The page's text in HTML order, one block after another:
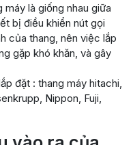
là giống nhau giữa
bị điều khiển nút gọi
của thang, nên việc lắp
gặp khó khăn, và gây
đặt : thang máy hitachi,
Nippon, Fuji,